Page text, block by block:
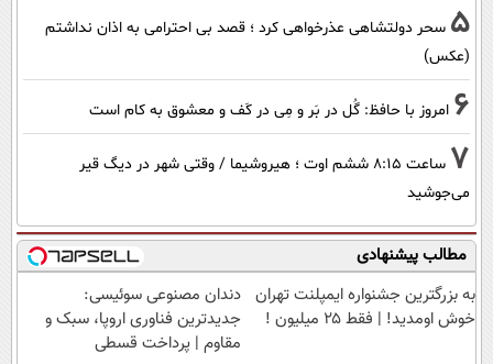
5 سحر دولتشاهی عذرخواهی کرد ؛ قصد بی احترامی به اذان نداشتم
(عکس)
6 امروز با حافظ: گُل در بَر و مِی در کَف و معشوق به کام است
7
ساعت ۸:۱۵ ششم اوت ؛ هیروشیما / وقتی شهر در دیگ قیر
می‌جوشید
مطالب پیشنهادی
به بزرگترین جشنواره ایمپلنت تهران
خوش اومدید! | فقط ۲۵ میلیون !
دندان مصنوعی سوئیسی:
جدیدترین فناوری اروپا، سبک و
مقاوم | پرداخت قسطی